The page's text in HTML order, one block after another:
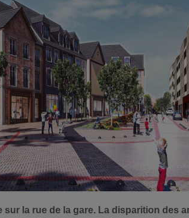
sur la rue de la gare. La disparition